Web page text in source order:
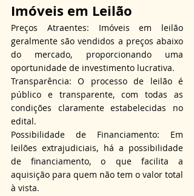
Imóveis em Leilão
Preços Atraentes: Imóveis em leilão
geralmente são vendidos a preços abaixo
do mercado, proporcionando uma
oportunidade de investimento lucrativa.
Transparência: O processo de leilão é
público e transparente, com todas as
condições claramente estabelecidas no
edital.
Possibilidade de Financiamento: Em
leilões extrajudiciais, há a possibilidade
de financiamento, o que facilita a
aquisição para quem não tem o valor total
à vista.